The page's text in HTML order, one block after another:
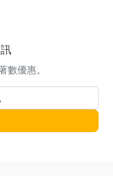
數優惠。